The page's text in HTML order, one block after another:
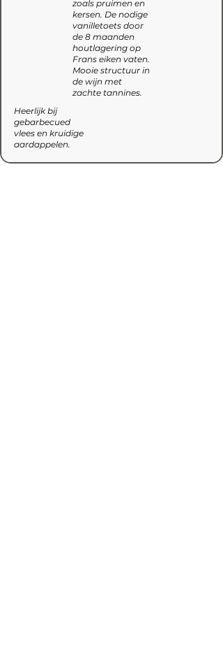
zoals pruimen en
kersen. De nodige
vanilletoets door
de 8 maanden
houtlagering op
Frans eiken vaten.
Mooie structuur in
de wijn met
zachte tannines.
Heerlijk bij
gebarbecued
vlees en kruidige
aardappelen.